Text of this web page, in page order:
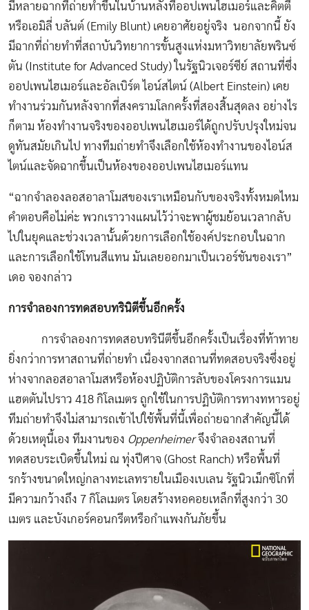
มีหลายฉากที่ถ่ายทำขึ้นในบ้านหลังที่ออปเพนไฮเมอร์และคิตตี้
หรือเอมิลี่ บลันต์ (Emily Blunt) เคยอาศัยอยู่จริง นอกจากนี้ ยัง
มีฉากที่ถ่ายทำที่สถาบันวิทยาการขั้นสูงแห่งมหาวิทยาลัยพรินซ์
ตัน (Institute for Advanced Study) ในรัฐนิวเจอร์ซีย์ สถานที่ซึ่ง
ออปเพนไฮเมอร์และอัลเบิร์ต ไอน์สไตน์ (Albert Einstein) เคย
ทำงานร่วมกันหลังจากที่สงครามโลกครั้งที่สองสิ้นสุดลง อย่างไร
ก็ตาม ห้องทำงานจริงของออปเพนไฮเมอร์ได้ถูกปรับปรุงใหม่จน
ดูทันสมัยเกินไป ทางทีมถ่ายทำจึงเลือกใช้ห้องทำงานของไอน์ส
ไตน์และจัดฉากขึ้นเป็นห้องของออปเพนไฮเมอร์แทน
“ฉากจำลองลอสอาลาโมสของเราเหมือนกับของจริงทั้งหมดไหม
คำตอบคือไม่ค่ะ พวกเราวางแผนไว้ว่าจะพาผู้ชมย้อนเวลากลับ
ไปในยุคและช่วงเวลานั้นด้วยการเลือกใช้องค์ประกอบในฉาก
และการเลือกใช้โทนสีแทน มันเลยออกมาเป็นเวอร์ชันของเรา”
เดอ จองกล่าว
การจำลองการทดสอบทรินิตีขึ้นอีกครั้ง
การจำลองการทดสอบทรินีตีขึ้นอีกครั้งเป็นเรื่องที่ท้าทาย
ยิ่งกว่าการหาสถานที่ถ่ายทำ เนื่องจากสถานที่ทดสอบจริงซึ่งอยู่
ห่างจากลอสอาลาโมสหรือห้องปฏิบัติการลับของโครงการแมน
แฮตตันไปราว 418 กิโลเมตร ถูกใช้ในการปฏิบัติการทางทหารอยู่
ทีมถ่ายทำจึงไม่สามารถเข้าไปใช้พื้นที่นี้เพื่อถ่ายฉากสำคัญนี้ได้
ด้วยเหตุนี้เอง ทีมงานของ Oppenheimerจึงจำลองสถานที่
ทดสอบระเบิดขึ้นใหม่ ณ ทุ่งปีศาจ (Ghost Ranch) หรือพื้นที่
รกร้างขนาดใหญ่กลางทะเลทรายในเมืองเบเลน รัฐนิวเม็กซิโกที่
มีความกว้างถึง 7 กิโลเมตร โดยสร้างหอคอยเหล็กที่สูงกว่า 30
เมตร และบังเกอร์คอนกรีตหรือกำแพงกันภัยขึ้น